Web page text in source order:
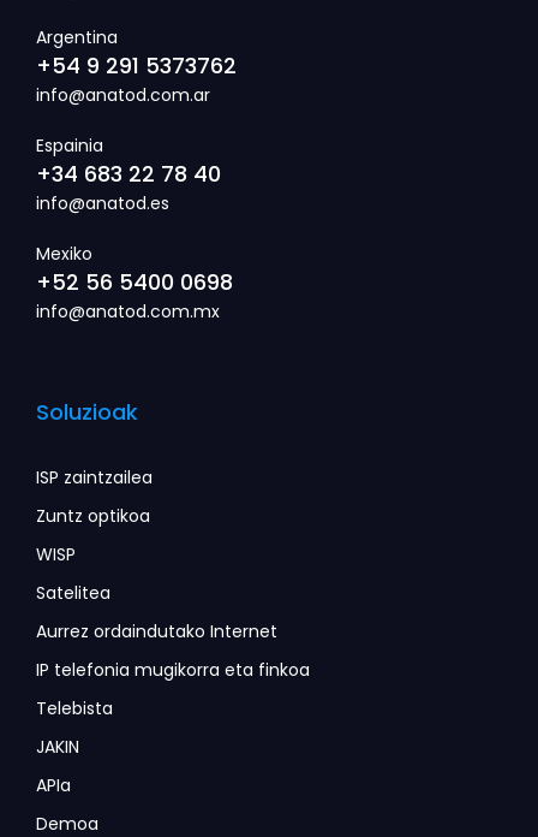
Soluzioak
ISP zaintzailea
Zuntz optikoa
WISP
Satelitea
Aurrez ordaindutako Internet
IP telefonia mugikorra eta finkoa
Telebista
JAKIN
APIa
Demoa
Argentina
+54 9 291 5373762
info@anatod.com.ar
Espainia
+34 683 22 78 40
info@anatod.es
Mexiko
+52 56 5400 0698
info@anatod.com.mx